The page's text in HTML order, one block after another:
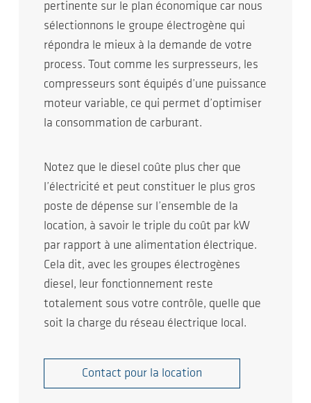
pertinente sur le plan économique car nous
sélectionnons le groupe électrogène qui
répondra le mieux à la demande de votre
process. Tout comme les surpresseurs, les
compresseurs sont équipés d’une puissance
moteur variable, ce qui permet d’optimiser
la consommation de carburant.
Notez que le diesel coûte plus cher que
l’électricité et peut constituer le plus gros
poste de dépense sur l’ensemble de la
location, à savoir le triple du coût par kW
par rapport à une alimentation électrique.
Cela dit, avec les groupes électrogènes
diesel, leur fonctionnement reste
totalement sous votre contrôle, quelle que
soit la charge du réseau électrique local.
Contact pour la location